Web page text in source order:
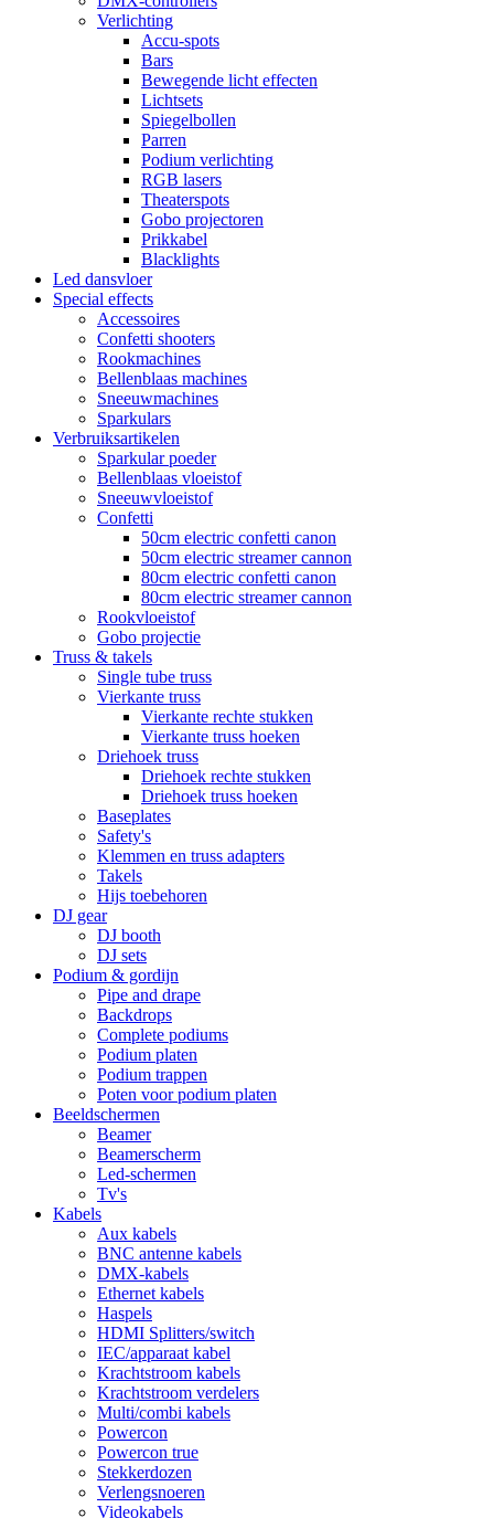
Verlichting
Accu-spots
Bars
Bewegende licht effecten
Lichtsets
Spiegelbollen
Parren
Podium verlichting
RGB lasers
Theaterspots
Gobo projectoren
Prikkabel
Blacklights
Led dansvloer
Special effects
Accessoires
Confetti shooters
Rookmachines
Bellenblaas machines
Sneeuwmachines
Sparkulars
Verbruiksartikelen
Sparkular poeder
Bellenblaas vloeistof
Sneeuwvloeistof
Confetti
50cm electric confetti canon
50cm electric streamer cannon
80cm electric confetti canon
80cm electric streamer cannon
Rookvloeistof
Gobo projectie
Truss & takels
Single tube truss
Vierkante truss
Vierkante rechte stukken
Vierkante truss hoeken
Driehoek truss
Driehoek rechte stukken
Driehoek truss hoeken
Baseplates
Safety's
Klemmen en truss adapters
Takels
Hijs toebehoren
DJ gear
DJ booth
DJ sets
Podium & gordijn
Pipe and drape
Backdrops
Complete podiums
Podium platen
Podium trappen
Poten voor podium platen
Beeldschermen
Beamer
Beamerscherm
Led-schermen
Tv's
Kabels
Aux kabels
BNC antenne kabels
DMX-kabels
Ethernet kabels
Haspels
HDMI Splitters/switch
IEC/apparaat kabel
Krachtstroom kabels
Krachtstroom verdelers
Multi/combi kabels
Powercon
Powercon true
Stekkerdozen
Verlengsnoeren
Videokabels